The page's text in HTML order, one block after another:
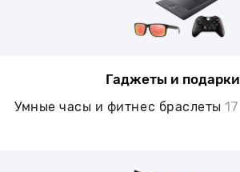
Гаджеты и подарки
Умные часы и фитнес браслеты17